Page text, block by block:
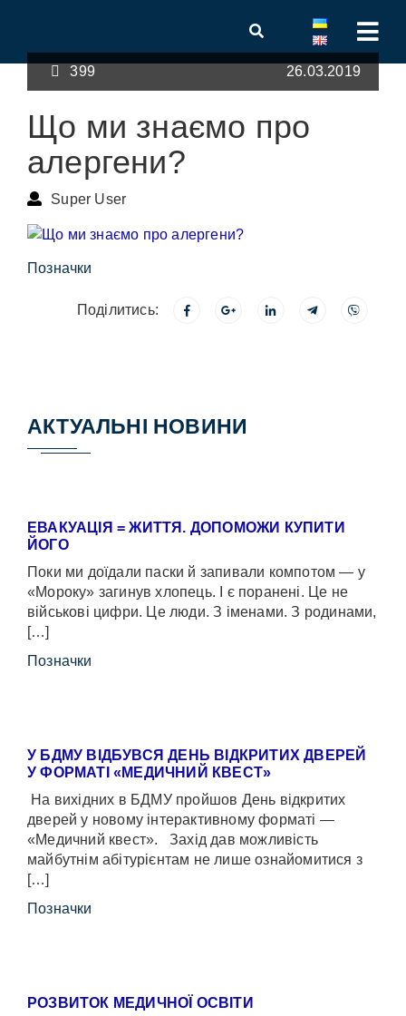
399 26.03.2019
Що ми знаємо про
алергени?
Super User
Позначки
Поділитись:
АКТУАЛЬНІ НОВИНИ
ЕВАКУАЦІЯ = ЖИТТЯ. ДОПОМОЖИ КУПИТИ
ЙОГО
Поки ми доїдали паски й запивали компотом — у
«Мороку» загинув хлопець. І є поранені. Це не
військові цифри. Це люди. З іменами. З родинами,
[…]
Позначки
У БДМУ ВІДБУВСЯ ДЕНЬ ВІДКРИТИХ ДВЕРЕЙ
У ФОРМАТІ «МЕДИЧНИЙ КВЕСТ»
На вихідних в БДМУ пройшов День відкритих
дверей у новому інтерактивному форматі —
«Медичний квест». Захід дав можливість
майбутнім абітурієнтам не лише ознайомитися з
[…]
Позначки
РОЗВИТОК МЕДИЧНОЇ ОСВІТИ